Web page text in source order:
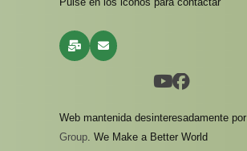
Web mantenida desinteresadamente por
Group. We Make a Better World